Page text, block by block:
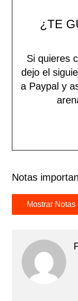
¿TE
Si quieres
dejo el
a Paypal y
Notas